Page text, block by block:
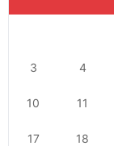
3 4
10 11
17 18